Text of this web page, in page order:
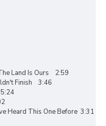
Land Is Ours 2:59
Finish 3:46
Heard This One Before 3:31